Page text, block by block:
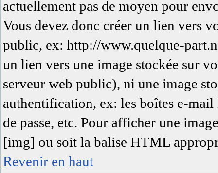
actuellement pas de moyen pour
Vous devez donc créer un lien vers
public, ex: http://www.quelque-
un lien vers une image stockée sur
serveur web public), ni une image
authentification, ex: les boîtes e-
de passe, etc. Pour afficher une
[img] ou soit la balise HTML
Revenir en haut